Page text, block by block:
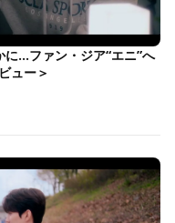
に…ファン・ジア“エニ”へ
ュー＞